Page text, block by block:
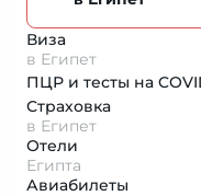
Виза
в Египет
ПЦР и тесты на
Страховка
в Египет
Отели
Египта
Авиабилеты